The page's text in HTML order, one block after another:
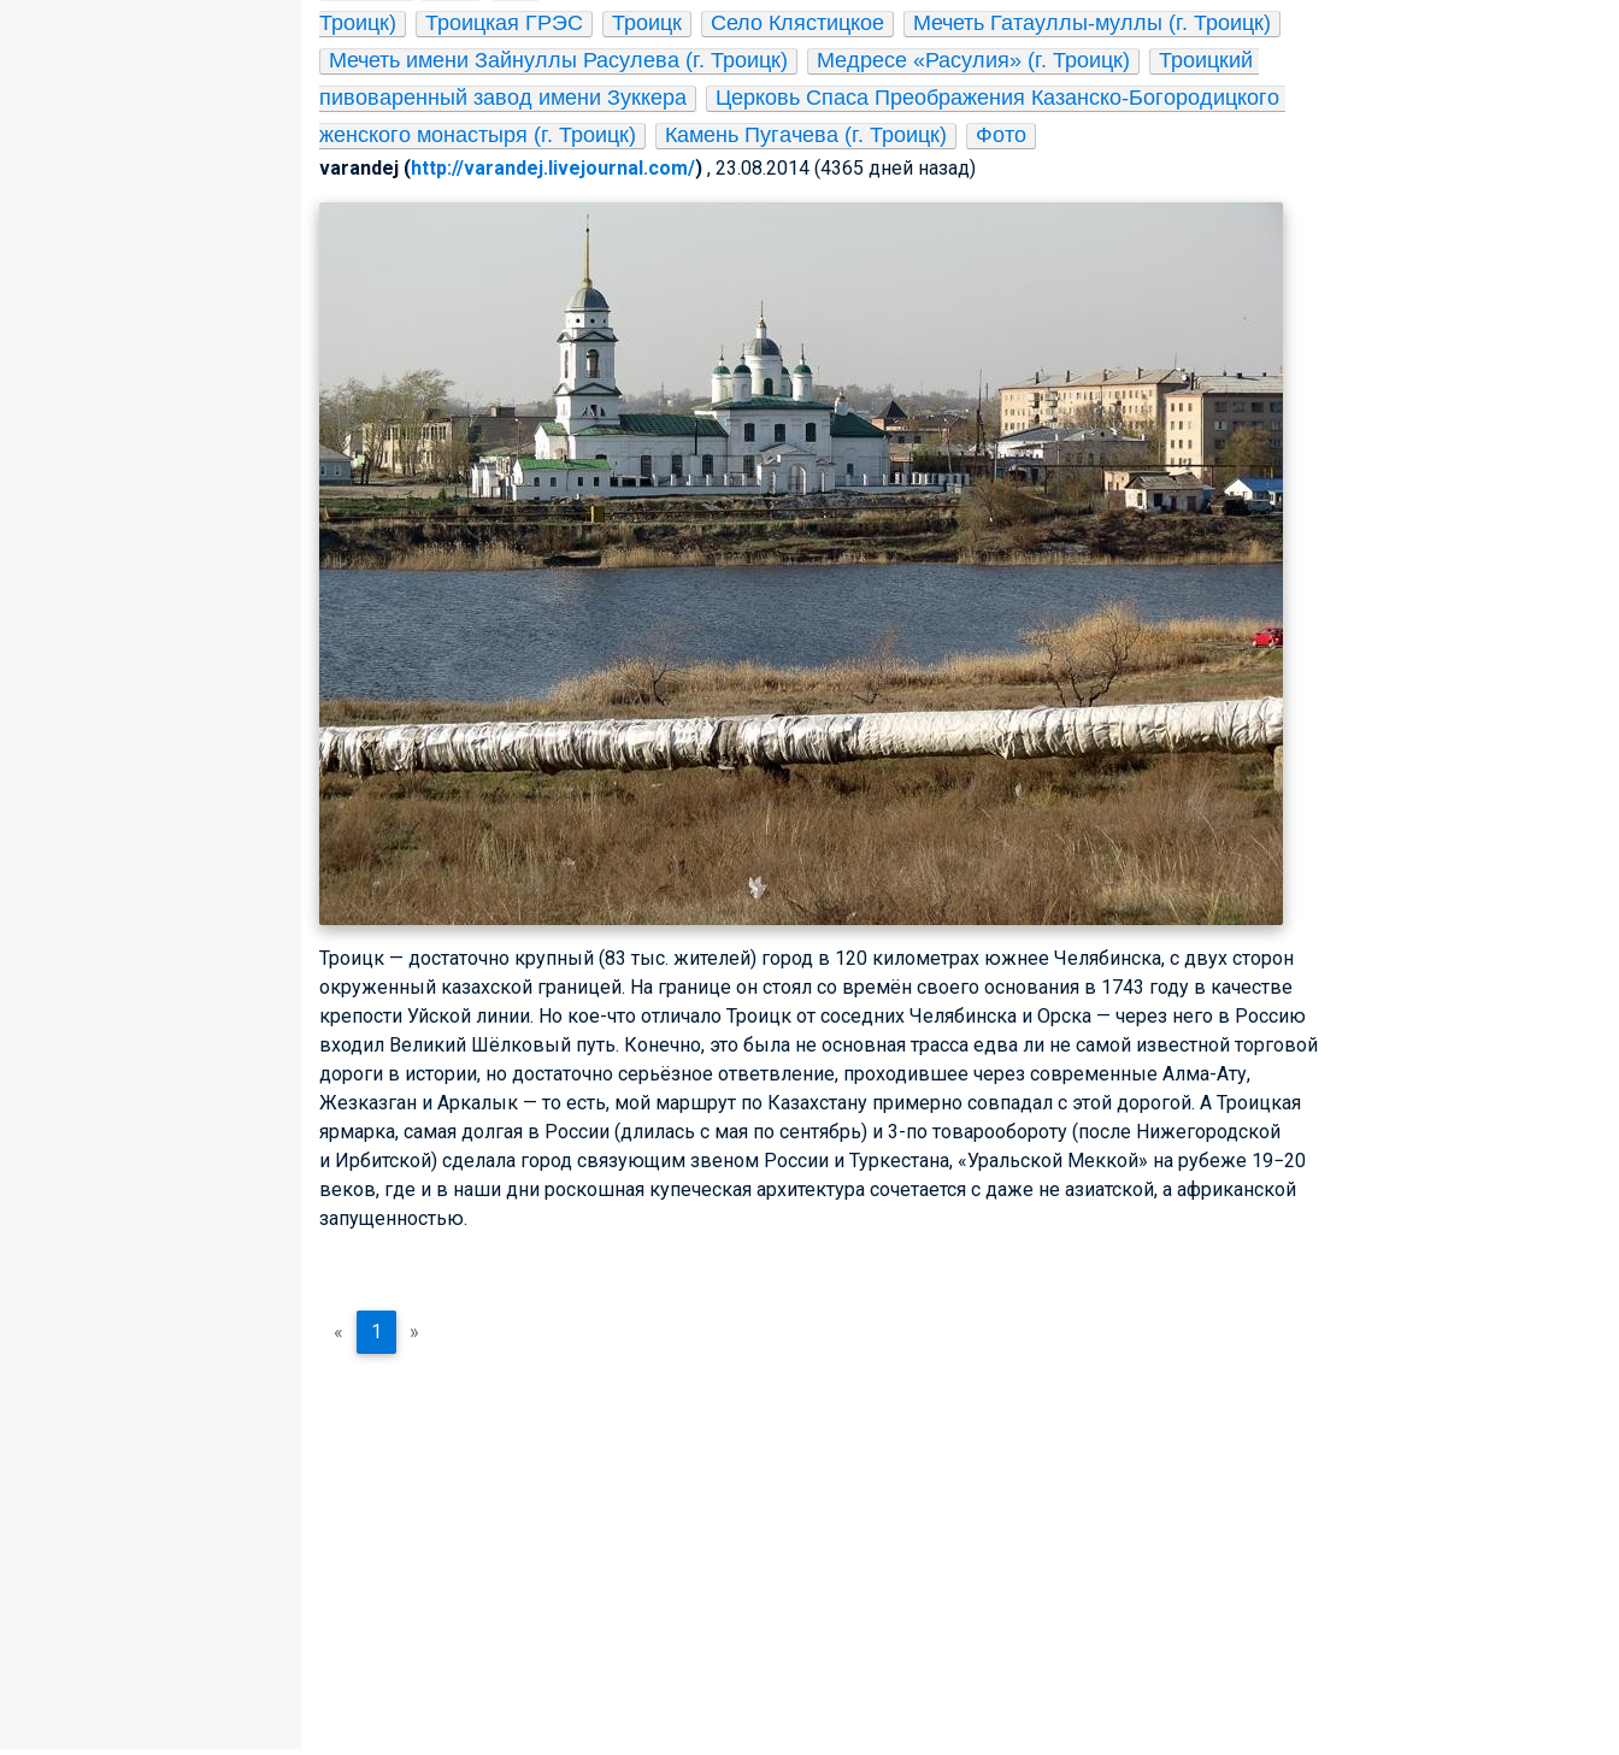
Троицк)
Троицкая ГРЭС Троицк Село Клястицкое
Мечеть Гатауллы-муллы (г. Троицк)
Мечеть имени Зайнуллы Расулева (г. Троицк)
Медресе «Расулия» (г. Троицк)
Троицкий
пивоваренный завод имени Зуккера
Церковь Спаса Преображения Казанско-Богородицкого
женского монастыря (г. Троицк)
Камень Пугачева (г. Троицк) Фото
varandej (http://varandej.livejournal.com/) , 23.08.2014 (4365 дней назад)
Троицк — достаточно крупный (83 тыс. жителей) город в 120 километрах южнее Челябинска, с двух сторон
окруженный казахской границей. На границе он стоял со времён своего основания в 1743 году в качестве
крепости Уйской линии. Но кое-что отличало Троицк от соседних Челябинска и Орска — через него в Россию
входил Великий Шёлковый путь. Конечно, это была не основная трасса едва ли не самой известной торговой
дороги в истории, но достаточно серьёзное ответвление, проходившее через современные Алма-Ату,
Жезказган и Аркалык — то есть, мой маршрут по Казахстану примерно совпадал с этой дорогой. А Троицкая
ярмарка, самая долгая в России (длилась с мая по сентябрь) и 3-по товарообороту (после Нижегородской
и Ирбитской) сделала город связующим звеном России и Туркестана, «Уральской Меккой» на рубеже 19−20
веков, где и в наши дни роскошная купеческая архитектура сочетается с даже не азиатской, а африканской
запущенностью.
« 1 »